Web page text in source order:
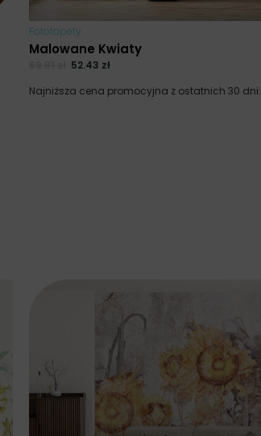
Fototapety
Malowane Kwiaty
52.43 zł
Najniższa cena promocyjna z ostatnich 30 dni: